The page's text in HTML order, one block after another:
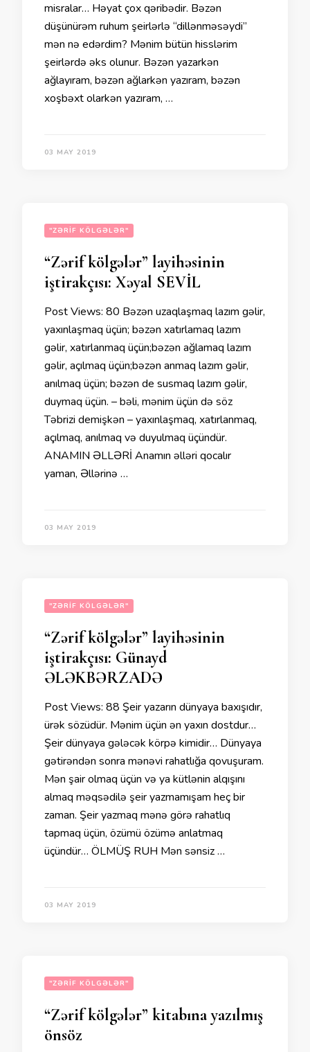
misralar… Həyat çox qəribədir. Bəzən
düşünürəm ruhum şeirlərlə “dillənməsəydi”
mən nə edərdim? Mənim bütün hisslərim
şeirlərdə əks olunur. Bəzən yazarkən
ağlayıram, bəzən ağlarkən yazıram, bəzən
xoşbəxt olarkən yazıram, …
03 MAY 2019
"ZƏRIF KÖLGƏLƏR"
“Zərif kölgələr” layihəsinin
iştirakçısı: Xəyal SEVİL
Post Views: 80 Bəzən uzaqlaşmaq lazım gəlir,
yaxınlaşmaq üçün; bəzən xatırlamaq lazım
gəlir, xatırlanmaq üçün;bəzən ağlamaq lazım
gəlir, açılmaq üçün;bəzən anmaq lazım gəlir,
anılmaq üçün; bəzən de susmaq lazım gəlir,
duymaq üçün. – bəli, mənim üçün də söz
Təbrizi demişkən – yaxınlaşmaq, xatırlanmaq,
açılmaq, anılmaq və duyulmaq üçündür.
ANAMIN ƏLLƏRİ Anamın əlləri qocalır
yaman, Əllərinə …
03 MAY 2019
"ZƏRIF KÖLGƏLƏR"
“Zərif kölgələr” layihəsinin
iştirakçısı: Günayd
ƏLƏKBƏRZADƏ
Post Views: 88 Şeir yazarın dünyaya baxışıdır,
ürək sözüdür. Mənim üçün ən yaxın dostdur…
Şeir dünyaya gələcək körpə kimidir… Dünyaya
gətirəndən sonra mənəvi rahatlığa qovuşuram.
Mən şair olmaq üçün və ya kütlənin alqışını
almaq məqsədilə şeir yazmamışam heç bir
zaman. Şeir yazmaq mənə görə rahatlıq
tapmaq üçün, özümü özümə anlatmaq
üçündür… ÖLMÜŞ RUH Mən sənsiz …
03 MAY 2019
"ZƏRIF KÖLGƏLƏR"
“Zərif kölgələr” kitabına yazılmış
önsöz